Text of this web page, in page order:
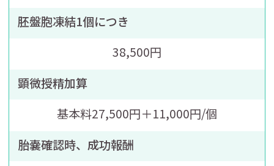
胚盤胞凍結1個につき
38,500円
顕微授精加算
基本料27,500円＋11,000円/個
胎嚢確認時、成功報酬